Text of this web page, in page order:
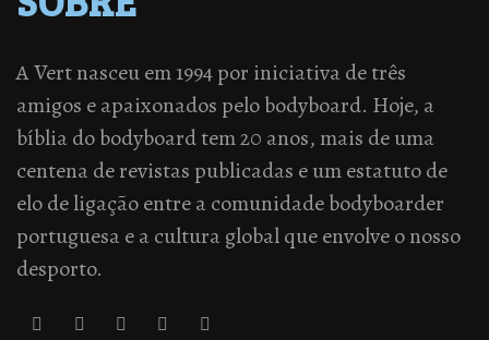
A Vert nasceu em 1994 por iniciativa de três
amigos e apaixonados pelo bodyboard. Hoje, a
bíblia do bodyboard tem 20 anos, mais de uma
centena de revistas publicadas e um estatuto de
elo de ligação entre a comunidade bodyboarder
portuguesa e a cultura global que envolve o nosso
desporto.